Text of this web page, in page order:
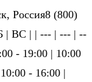
Россия8 (800)
| ВС | | --- | --- | --
- 19:00 | 10:00
- 16:00 |